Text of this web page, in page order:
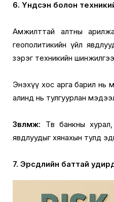
6. Үндсэн болон
Амжилттай алтны
геополитикийн үйл
зэрэг техникийн
Энэхүү хос арга барил нь
алинд нь тулгуурлан
Зөвлөмж: Төв банкны
явдлуудыг хянахын тулд
7. Эрсдлийн баттай